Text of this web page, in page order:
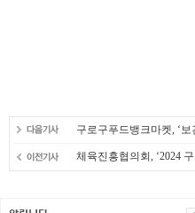
구로구푸드뱅크마켓, ‘
체육진흥협의회, ‘2024